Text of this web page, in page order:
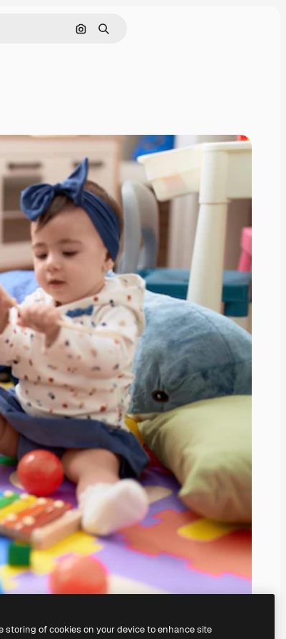
Rechercher par image
Rechercher
storing of cookies on your device to enhance site